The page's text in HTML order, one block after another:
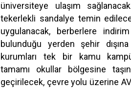
üniversiteye ulaşım
tekerlekli sandalye temin
uygulanacak, berberlere
bulunduğu yerden şehir
kurumları tek bir kamu
tamamı okullar bölgesine
geçirilecek, çevre yolu üzerine